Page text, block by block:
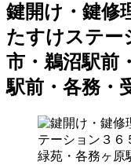
鍵開け・鍵修
たすけステー
市・鵜沼駅前
駅前・各務・